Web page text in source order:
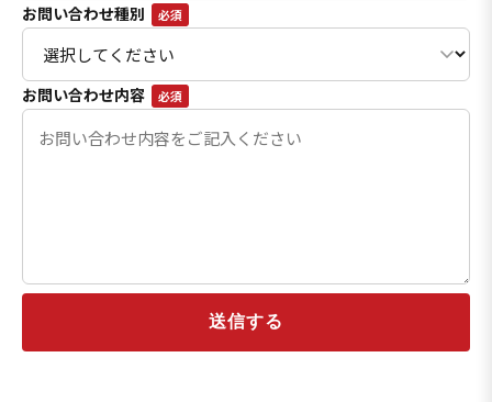
お問い合わせ種別 必須
お問い合わせ内容 必須
送信する